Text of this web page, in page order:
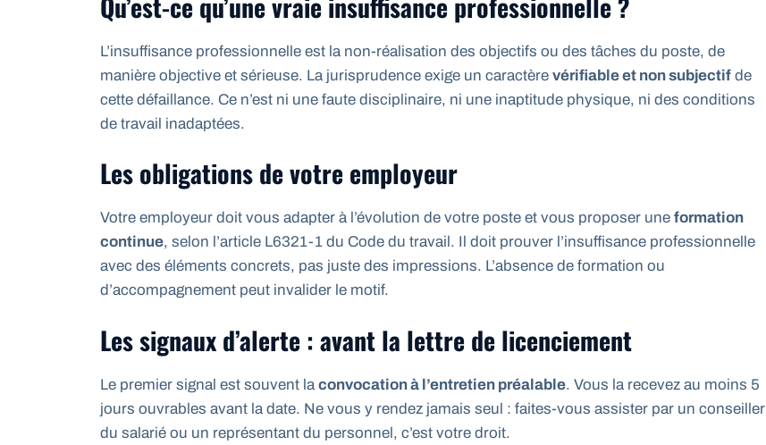
L’insuffisance professionnelle est la non-réalisation des objectifs ou des tâches du poste, de
manière objective et sérieuse. La jurisprudence exige un caractère vérifiable et non subjectif de
cette défaillance. Ce n’est ni une faute disciplinaire, ni une inaptitude physique, ni des conditions
de travail inadaptées.
Les obligations de votre employeur
Votre employeur doit vous adapter à l’évolution de votre poste et vous proposer une formation
continue, selon l’article L6321-1 du Code du travail. Il doit prouver l’insuffisance professionnelle
avec des éléments concrets, pas juste des impressions. L’absence de formation ou
d’accompagnement peut invalider le motif.
Les signaux d’alerte : avant la lettre de licenciement
Le premier signal est souvent la convocation à l’entretien préalable. Vous la recevez au moins 5
jours ouvrables avant la date. Ne vous y rendez jamais seul : faites-vous assister par un conseiller
du salarié ou un représentant du personnel, c’est votre droit.